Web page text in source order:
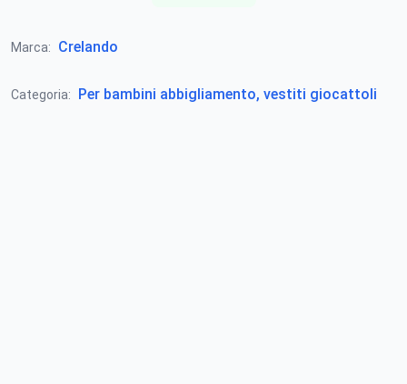
Marca: Crelando
Categoria: Per bambini abbigliamento, vestiti giocattoli